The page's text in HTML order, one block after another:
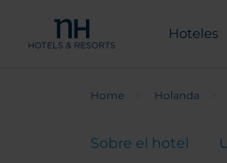
Hoteles
Home Holanda
Sobre el hotel